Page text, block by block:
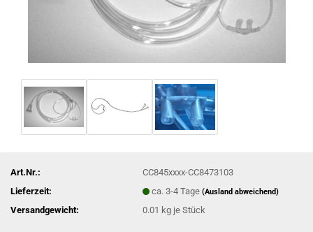
Art.Nr.:
CC845xxxx-CC8473103
Lieferzeit:
ca. 3-4 Tage(Ausland abweichend)
Versandgewicht: 0.01 kg je Stück